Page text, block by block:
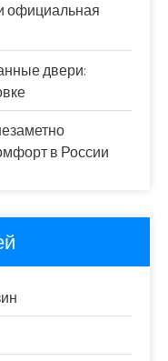
официальная
двери:
в России